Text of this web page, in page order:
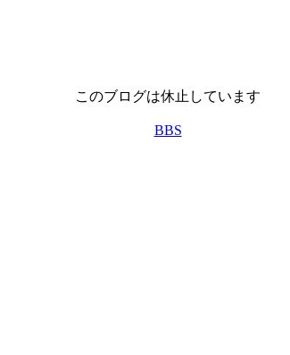
このブログは休止しています
BBS